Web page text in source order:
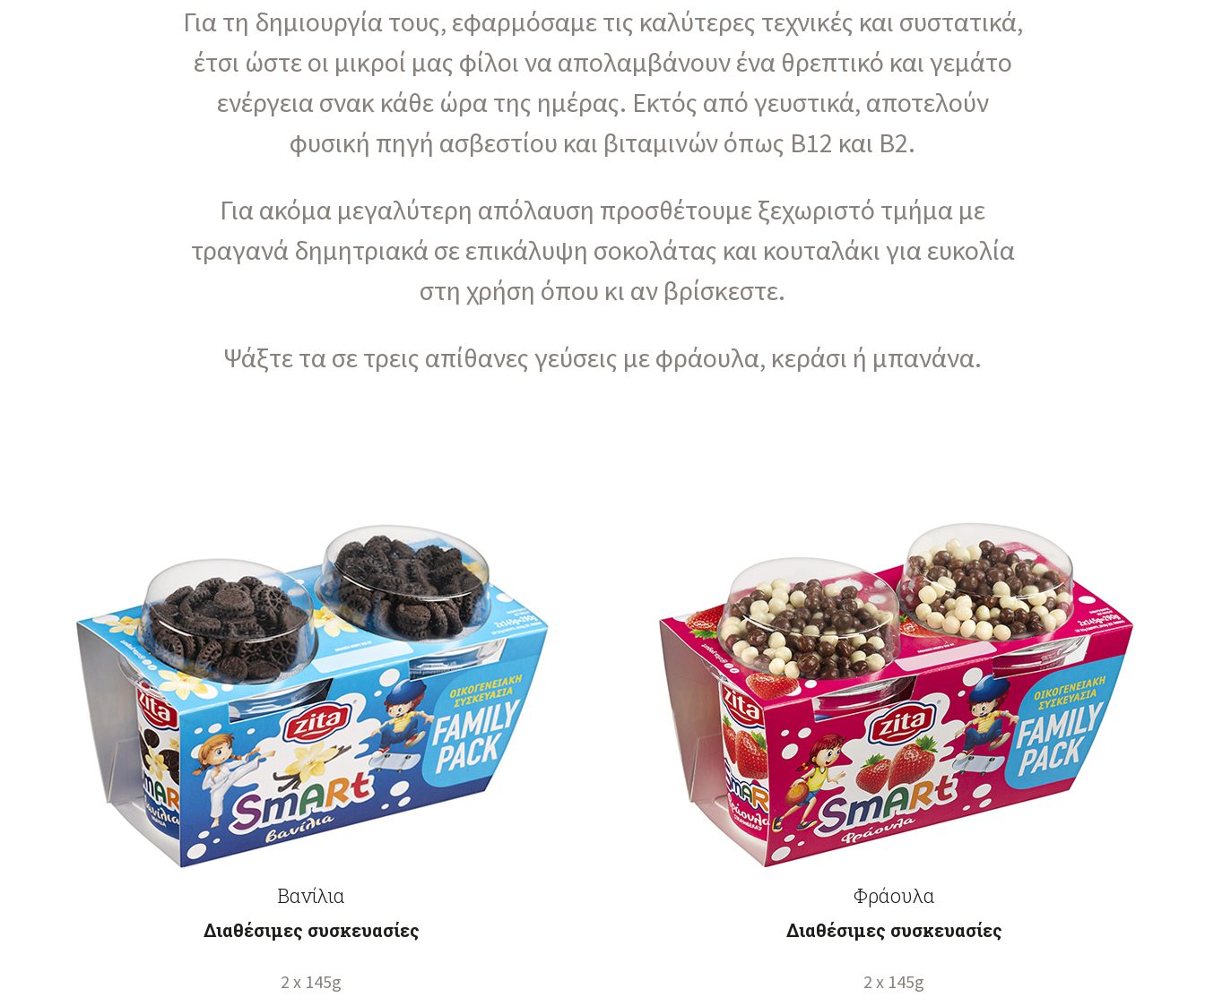
Για τη δημιουργία τους, εφαρμόσαμε τις καλύτερες τεχνικές και συστατικά,
έτσι ώστε οι μικροί μας φίλοι να απολαμβάνουν ένα θρεπτικό και γεμάτο
ενέργεια σνακ κάθε ώρα της ημέρας. Εκτός από γευστικά, αποτελούν
φυσική πηγή ασβεστίου και βιταμινών όπως Β12 και Β2.
Για ακόμα μεγαλύτερη απόλαυση προσθέτουμε ξεχωριστό τμήμα με
τραγανά δημητριακά σε επικάλυψη σοκολάτας και κουταλάκι για ευκολία
στη χρήση όπου κι αν βρίσκεστε.
Ψάξτε τα σε τρεις απίθανες γεύσεις με φράουλα, κεράσι ή μπανάνα.
Βανίλια
Διαθέσιμες συσκευασίες
2 x 145g
Φράουλα
Διαθέσιμες συσκευασίες
2 x 145g